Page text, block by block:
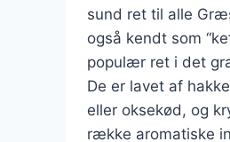
sund ret til alle
også kendt som
populær ret i det
De er lavet af
eller oksekød, og
række aromatiske